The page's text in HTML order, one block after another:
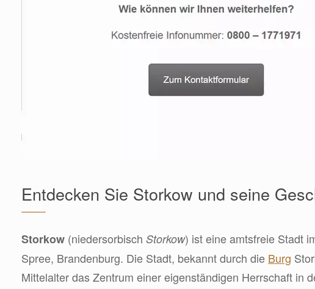
Entdecken Sie Storkow und seine
Storkow (niedersorbisch Storkow) ist eine amtsfreie Stadt
Spree, Brandenburg. Die Stadt, bekannt durch die Burg
Mittelalter das Zentrum einer eigenständigen Herrschaft in